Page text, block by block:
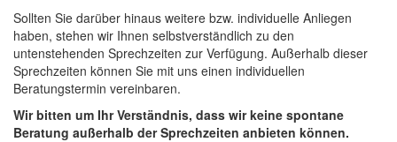
Sollten Sie darüber hinaus weitere bzw. individuelle Anliegen
haben, stehen wir Ihnen selbstverständlich zu den
untenstehenden Sprechzeiten zur Verfügung. Außerhalb dieser
Sprechzeiten können Sie mit uns einen individuellen
Beratungstermin vereinbaren.
Wir bitten um Ihr Verständnis, dass wir keine spontane
Beratung außerhalb der Sprechzeiten anbieten können.